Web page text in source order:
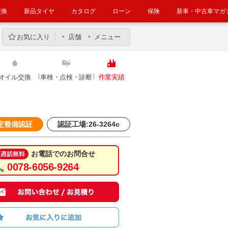
新品タイヤ カタログ ローン 保険 新車・中古車マガ
お気に入り 店舗 メニュー
イル交換 車検・点検・診断 作業実績
整備認証 認証工場:26-3264c
お電話でのお問合せ
0078-6056-9264